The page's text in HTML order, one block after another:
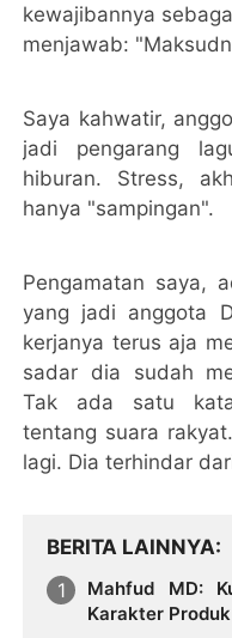
kewajibannya
menjawab:
Saya kahwatir,
jadi pengarang
hiburan. Stress,
hanya "sampingan".
Pengamatan saya,
yang jadi anggota
kerjanya terus aja
sadar dia sudah
Tak ada satu
tentang suara
lagi. Dia terhindar
BERITA LAINNYA
Mahfud MD:
Karakter